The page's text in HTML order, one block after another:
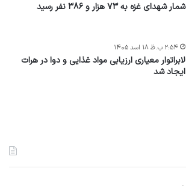
شمار شهدای غزه به ۷۳ هزار و ۳۸۶ نفر رسید
لابراتوار معیاری ارزیابی مواد غذایی و دوا در هرات
ایجاد شد
۲:۵۴ ب.ظ ۱۸ اسد ۱۴۰۵